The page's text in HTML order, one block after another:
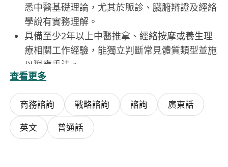
悉中醫基礎理論，尤其於脈診、臟腑辨證及經絡
學說有實務理解。
具備至少2年以上中醫推拿、經絡按摩或養生理
療相關工作經驗，能獨立判斷常見體質類型並施
以對應手法。
掌握基本食療知識，能依據四氣五味、歸經原
則，為不同體質顧客推薦合適食材與簡易食譜。
具良好溝通能力與同理心，能耐心傾聽顧客需
求，清晰說明調理原理與注意事項，建立信任關
係。
查看更多
商務諮詢 戰略諮詢 諮詢
廣東話
英文
普通話